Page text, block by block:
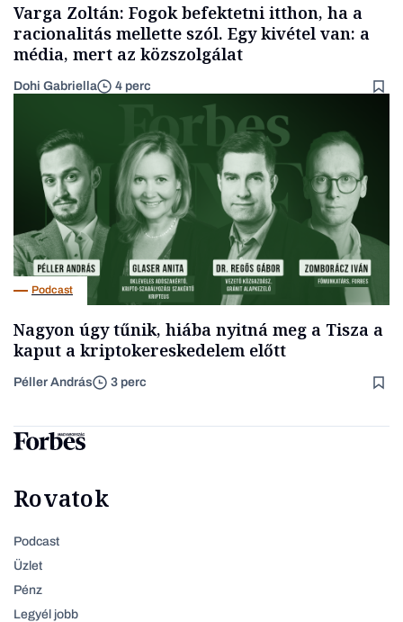
Varga Zoltán: Fogok befektetni itthon, ha a
racionalitás mellette szól. Egy kivétel van: a
média, mert az közszolgálat
Dohi Gabriella 4 perc
Podcast
Nagyon úgy tűnik, hiába nyitná meg a Tisza a
kaput a kriptokereskedelem előtt
Péller András 3 perc
Rovatok
Podcast
Üzlet
Pénz
Legyél jobb